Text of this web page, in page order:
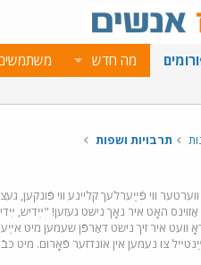
מה חדש
תרבויות ושפות
ווי פֿײַערלעך קליינע ווי פֿונקען,
האָט איר נאָך נישט געזען! "ײִדיש,
וועט איר זיך נישט דאַרפֿן שעמען מיט
צו נעמען אין אונדזער פֿאָרום. מיט